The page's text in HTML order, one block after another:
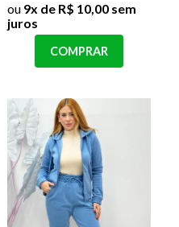
ou 9x de R$ 10,00 sem
juros
COMPRAR